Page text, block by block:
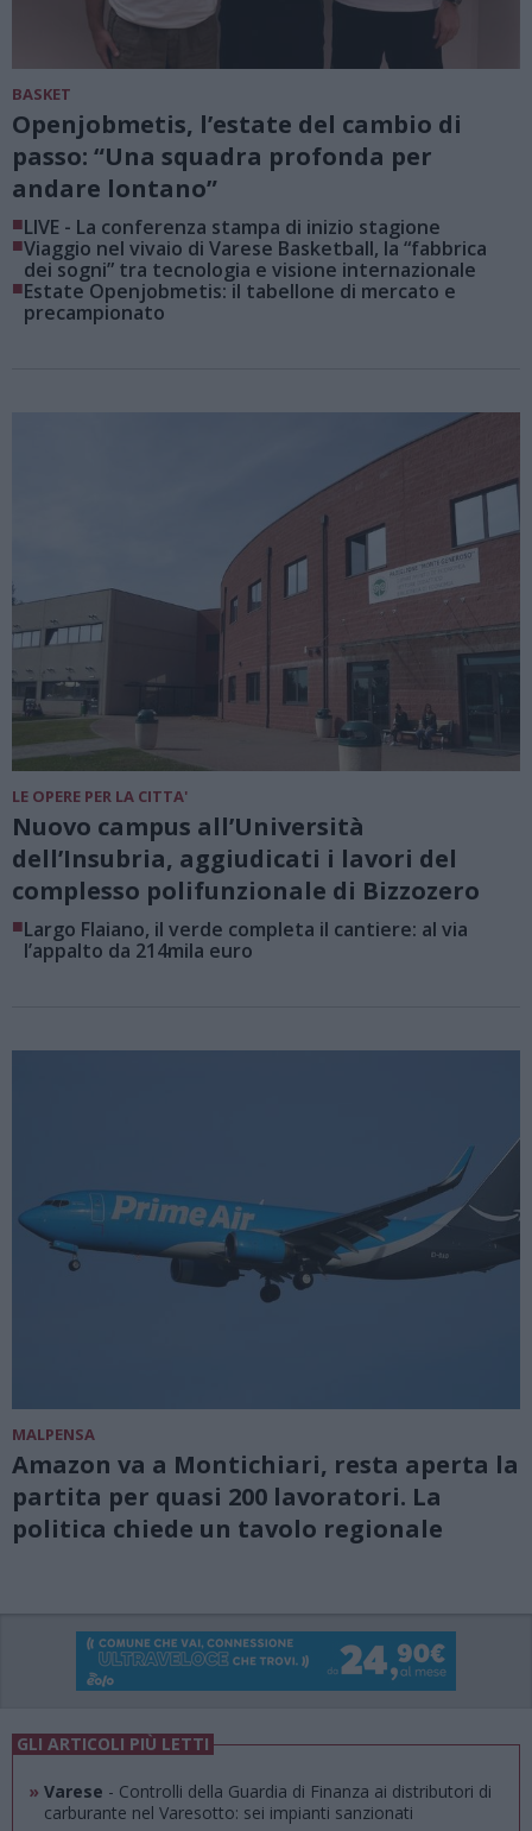
BASKET
Openjobmetis, l’estate del cambio di
passo: “Una squadra profonda per
andare lontano”
■LIVE - La conferenza stampa di inizio stagione
■Viaggio nel vivaio di Varese Basketball, la “fabbrica
dei sogni” tra tecnologia e visione internazionale
■Estate Openjobmetis: il tabellone di mercato e
precampionato
LE OPERE PER LA CITTA'
Nuovo campus all’Università
dell’Insubria, aggiudicati i lavori del
complesso polifunzionale di Bizzozero
■Largo Flaiano, il verde completa il cantiere: al via
l’appalto da 214mila euro
MALPENSA
Amazon va a Montichiari, resta aperta la
partita per quasi 200 lavoratori. La
politica chiede un tavolo regionale
GLI ARTICOLI PIÙ LETTI
» Varese - Controlli della Guardia di Finanza ai distributori di
carburante nel Varesotto: sei impianti sanzionati